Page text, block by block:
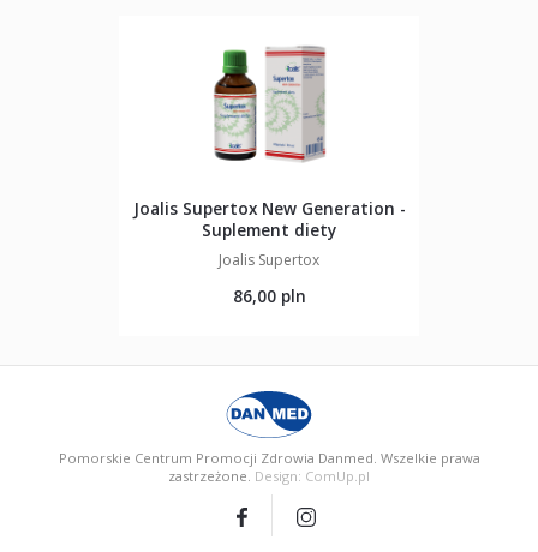
Joalis Supertox New Generation -
Suplement diety
Joalis Supertox
86,00 pln
Pomorskie Centrum Promocji Zdrowia Danmed. Wszelkie prawa
zastrzeżone. Design: ComUp.pl